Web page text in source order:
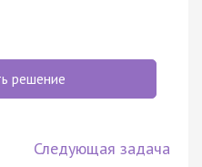
решение
Следующая задача